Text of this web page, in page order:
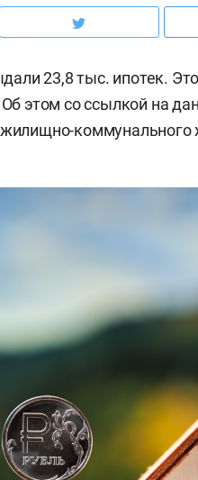
23,8 тыс. ипотек.
этом со ссылкой на
коммунального